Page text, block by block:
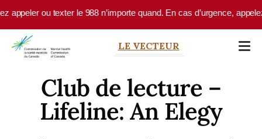
Skip to main content
ou texter le 988 n’importe quand. En cas d’urgence, appelez le
LE VECTEUR
Club de lecture –
Lifeline: An Elegy